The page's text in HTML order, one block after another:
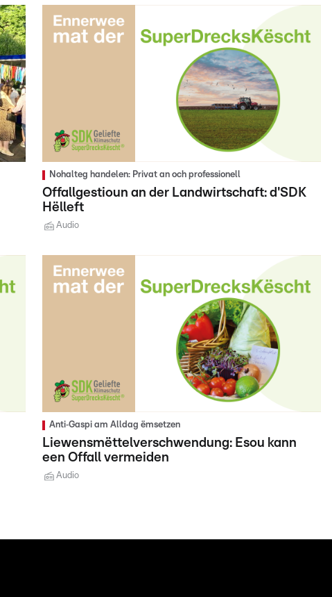
Nohalteg handelen: Privat an och professionell
Offallgestioun an der Landwirtschaft: d'SDK
Hëlleft
Audio
Anti‑Gaspi am Alldag ëmsetzen
Liewensmëttelverschwendung: Esou kann
een Offall vermeiden
Audio